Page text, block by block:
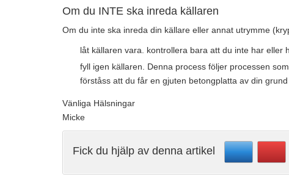
Om du INTE ska inreda källaren
Om du inte ska inreda din källare eller annat utrymme
låt källaren vara. kontrollera bara att du inte har eller
fyll igen källaren. Denna process följer processen
förståss att du får en gjuten betongplatta av din
Vänliga Hälsningar
Micke
Fick du hjälp av denna artikel